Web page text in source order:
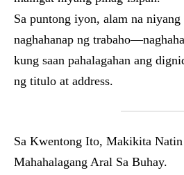
Sa puntong iyon, alam na
naghahanap ng
kung saan pahalagahan ang
ng titulo at address.
Sa Kwentong Ito, Makikita
Mahahalagang Aral Sa Buhay.